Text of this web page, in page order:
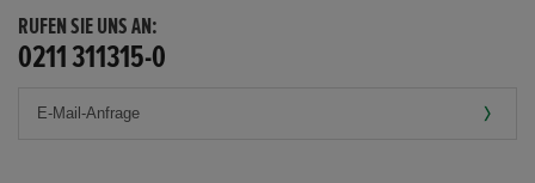
RUFEN SIE UNS AN:
0211 311315-0